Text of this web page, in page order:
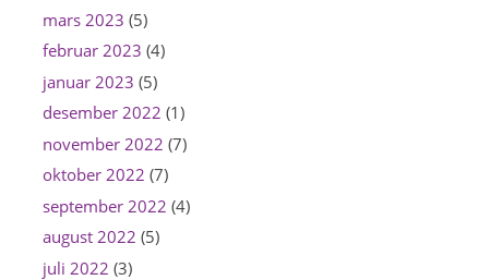
mars 2023 (5)
februar 2023 (4)
januar 2023 (5)
desember 2022 (1)
november 2022 (7)
oktober 2022 (7)
september 2022 (4)
august 2022 (5)
juli 2022 (3)